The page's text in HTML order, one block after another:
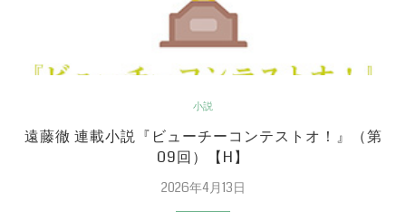
小説
遠藤徹 連載小説『ビューチーコンテストオ！』（第
09回）【H】
2026年4月13日